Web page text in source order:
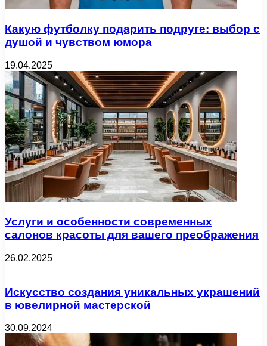
Какую футболку подарить подруге: выбор с
душой и чувством юмора
19.04.2025
Услуги и особенности современных
салонов красоты для вашего преображения
26.02.2025
Искусство создания уникальных украшений
в ювелирной мастерской
30.09.2024